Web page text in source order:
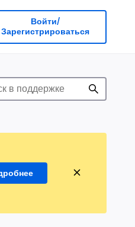
Войти/
Зарегистрироваться